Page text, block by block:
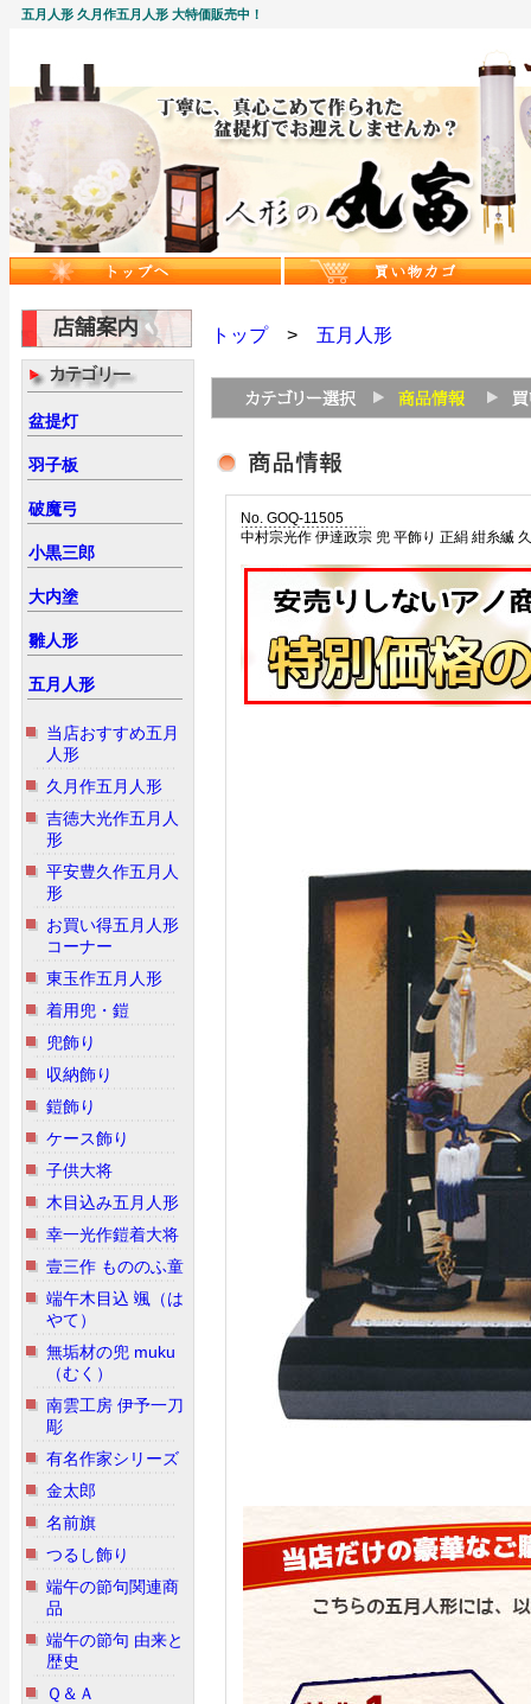
五月人形 久月作五月人形 大特価販売中！
盆提灯
羽子板
破魔弓
小黒三郎
大内塗
雛人形
五月人形
当店おすすめ五月
人形
久月作五月人形
吉徳大光作五月人
形
平安豊久作五月人
形
お買い得五月人形
コーナー
東玉作五月人形
着用兜・鎧
兜飾り
収納飾り
鎧飾り
ケース飾り
子供大将
木目込み五月人形
幸一光作鎧着大将
壹三作 もののふ童
端午木目込 颯（は
やて）
無垢材の兜 muku
（むく）
南雲工房 伊予一刀
彫
有名作家シリーズ
金太郎
名前旗
つるし飾り
端午の節句関連商
品
端午の節句 由来と
歴史
Ｑ＆Ａ
トップ> 五月人形
No. GOQ-11505
中村宗光作 伊達政宗 兜 平飾り 正絹 紺糸縅